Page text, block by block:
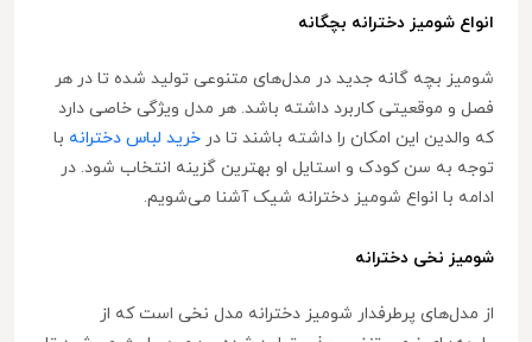
انواع شومیز دخترانه بچگانه
شومیز بچه گانه جدید در مدل‌های متنوعی تولید شده تا در هر
فصل و موقعیتی کاربرد داشته باشد. هر مدل ویژگی خاصی دارد
که والدین این امکان را داشته باشند تا در خرید لباس دخترانه با
توجه به سن کودک و استایل او بهترین گزینه انتخاب شود. در
ادامه با انواع شومیز دخترانه شیک آشنا می‌شویم.
شومیز نخی دخترانه
از مدل‌های پرطرفدار شومیز دخترانه مدل نخی است که از